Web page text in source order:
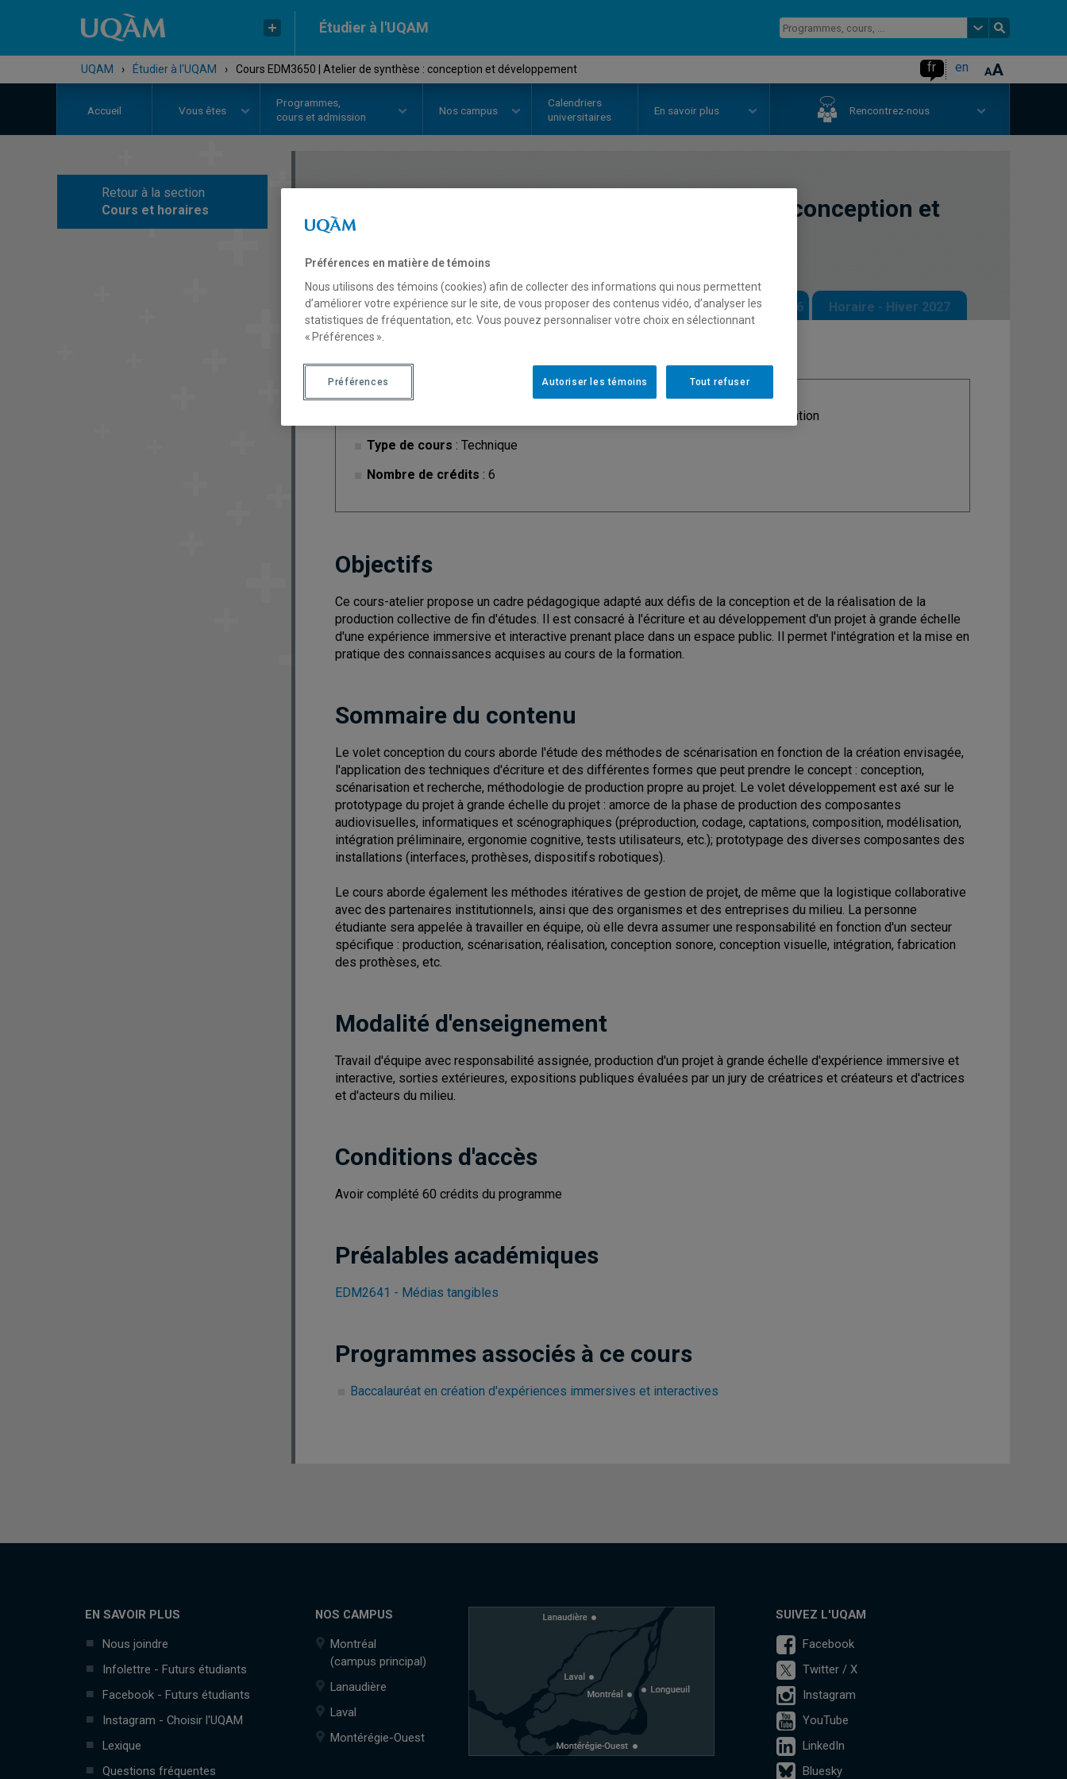
Étudier à l'UQAM
UQAM › Étudier à l'UQAM › Cours EDM3650 | Atelier de synthèse : conception et développement fr en
Accueil Vous êtes
Programmes,
cours et admission
Nos campus
Calendriers
universitaires
En savoir plus Rencontrez-nous
Retour à la section
Cours et horaires
Atelier de synthèse : conception et
Description Horaire - Été 2026 Horaire - Automne 2026 Horaire - Hiver 2027
Type de cours : Technique
Nombre de crédits : 6
: Communication
Objectifs
Ce cours-atelier propose un cadre pédagogique adapté aux défis de la conception et de la réalisation de la
production collective de fin d'études. Il est consacré à l'écriture et au développement d'un projet à grande échelle
d'une expérience immersive et interactive prenant place dans un espace public. Il permet l'intégration et la mise en
pratique des connaissances acquises au cours de la formation.
Sommaire du contenu
Le volet conception du cours aborde l'étude des méthodes de scénarisation en fonction de la création envisagée,
l'application des techniques d'écriture et des différentes formes que peut prendre le concept : conception,
scénarisation et recherche, méthodologie de production propre au projet. Le volet développement est axé sur le
prototypage du projet à grande échelle du projet : amorce de la phase de production des composantes
audiovisuelles, informatiques et scénographiques (préproduction, codage, captations, composition, modélisation,
intégration préliminaire, ergonomie cognitive, tests utilisateurs, etc.); prototypage des diverses composantes des
installations (interfaces, prothèses, dispositifs robotiques).
Le cours aborde également les méthodes itératives de gestion de projet, de même que la logistique collaborative
avec des partenaires institutionnels, ainsi que des organismes et des entreprises du milieu. La personne
étudiante sera appelée à travailler en équipe, où elle devra assumer une responsabilité en fonction d'un secteur
spécifique : production, scénarisation, réalisation, conception sonore, conception visuelle, intégration, fabrication
des prothèses, etc.
Modalité d'enseignement
Travail d'équipe avec responsabilité assignée, production d'un projet à grande échelle d'expérience immersive et
interactive, sorties extérieures, expositions publiques évaluées par un jury de créatrices et créateurs et d'actrices
et d'acteurs du milieu.
Conditions d'accès
Avoir complété 60 crédits du programme
Préalables académiques
EDM2641 - Médias tangibles
Programmes associés à ce cours
Baccalauréat en création d'expériences immersives et interactives
EN SAVOIR PLUS
Nous joindre
Infolettre - Futurs étudiants
Facebook - Futurs étudiants
Instagram - Choisir l'UQAM
Lexique
Questions fréquentes
NOS CAMPUS
Montréal
(campus principal)
Lanaudière
Laval
Montérégie-Ouest
SUIVEZ L'UQAM
Facebook
Twitter / X
Instagram
YouTube
LinkedIn
Bluesky
Préférences en matière de témoins
Nous utilisons des témoins (cookies) afin de collecter des informations qui nous permettent
d’améliorer votre expérience sur le site, de vous proposer des contenus vidéo, d’analyser les
statistiques de fréquentation, etc. Vous pouvez personnaliser votre choix en sélectionnant
« Préférences ».
Tout refuser
Autoriser les témoins
Préférences